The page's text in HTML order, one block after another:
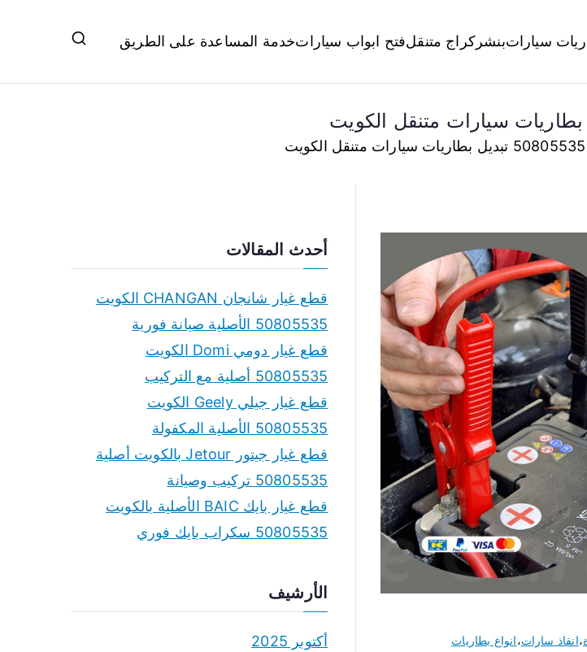
تصليح وصيانة سيارات امام المنزل تبديل بطاريات بارخص الاسعار
سياراتبنشر كراج متنقلفتح ابواب سياراتخدمة المساعدة على الطريق
،انقاذ سارات،انواع بطاريات
أحدث المقالات
قطع غيار شانجان CHANGAN الكويت
50805535 الأصلية صيانة فورية
قطع غيار دومي Domi الكويت
50805535 أصلية مع التركيب
قطع غيار جيلي Geely الكويت
50805535 الأصلية المكفولة
قطع غيار جيتور Jetour بالكويت أصلية
50805535 تركيب وصيانة
قطع غيار بايك BAIC الأصلية بالكويت
50805535 سكراب بايك فوري
الأرشيف
أكتوبر 2025